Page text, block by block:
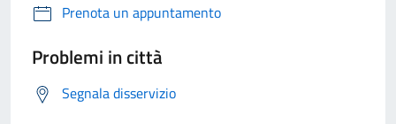
Prenota un appuntamento
Problemi in città
Segnala disservizio